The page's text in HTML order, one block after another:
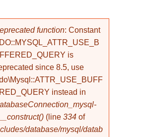
function: Constant
is
since 8.5, use
instead in
(line 334 of
database/mysql/datab